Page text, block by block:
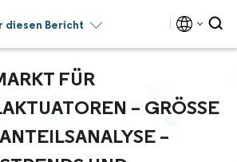
diesen Bericht
FÜR
– GRÖSSE U
– W